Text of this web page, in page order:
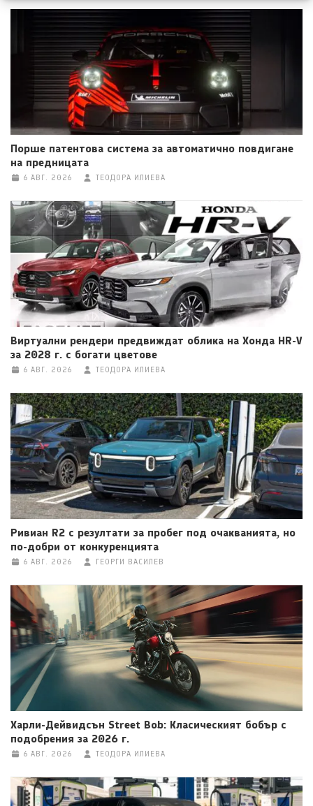
Порше патентова система за автоматично повдигане
на предницата
6 АВГ. 2026 ТЕОДОРА ИЛИЕВА
Виртуални рендери предвиждат облика на Хонда HR-V
за 2028 г. с богати цветове
6 АВГ. 2026 ТЕОДОРА ИЛИЕВА
Ривиан R2 с резултати за пробег под очакванията, но
по-добри от конкуренцията
6 АВГ. 2026 ГЕОРГИ ВАСИЛЕВ
Харли-Дейвидсън Street Bob: Класическият бобър с
подобрения за 2026 г.
6 АВГ. 2026 ТЕОДОРА ИЛИЕВА